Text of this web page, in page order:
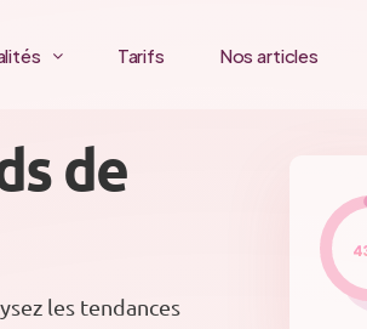
Tarifs Nos articles
de
les tendances